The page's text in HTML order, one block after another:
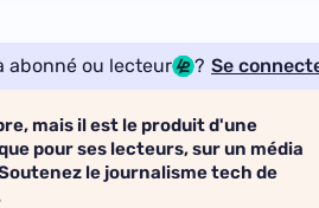
abonné ou lecteur ? Se
mais il est le produit d'une
pour ses lecteurs, sur un média
le journalisme tech de